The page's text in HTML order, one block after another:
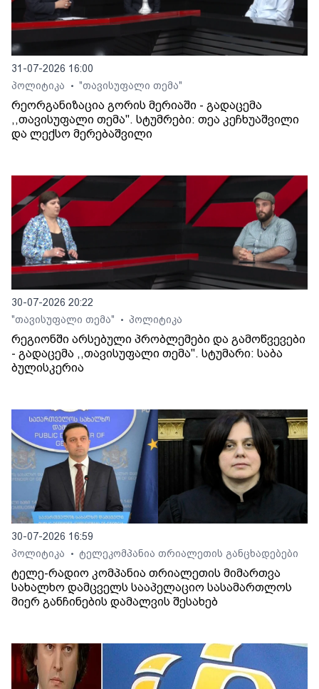
31-07-2026 16:00
პოლიტიკა
• "თავისუფალი თემა"
რეორგანიზაცია გორის მერიაში - გადაცემა
,,თავისუფალი თემა". სტუმრები: თეა კეჩხუაშვილი
და ლექსო მერებაშვილი
30-07-2026 20:22
"თავისუფალი თემა"
• პოლიტიკა
რეგიონში არსებული პრობლემები და გამოწვევები
- გადაცემა ,,თავისუფალი თემა". სტუმარი: საბა
ბულისკერია
30-07-2026 16:59
პოლიტიკა
• ტელეკომპანია თრიალეთის განცხადებები
ტელე-რადიო კომპანია თრიალეთის მიმართვა
სახალხო დამცველს სააპელაციო სასამართლოს
მიერ განჩინების დამალვის შესახებ